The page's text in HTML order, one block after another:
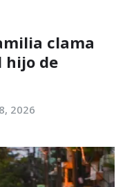
clama
hijo de
2026